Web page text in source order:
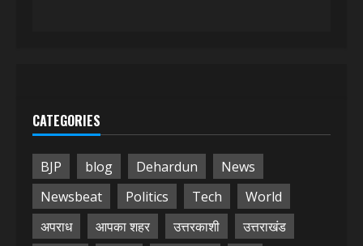
CATEGORIES
BJP blog Dehardun
News
Newsbeat
Politics Tech
World
अपराध
आपका शहर उत्तरकाशी
उत्तराखंड